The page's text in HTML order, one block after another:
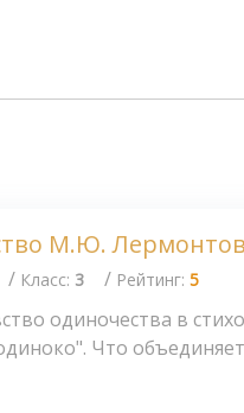
М.Ю.
/ Класс: 3 / Рейтинг: 5
одиночества в
Что